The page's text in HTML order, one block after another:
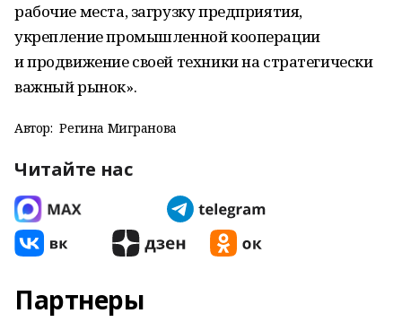
рабочие места, загрузку предприятия,
укрепление промышленной кооперации
и продвижение своей техники на стратегически
важный рынок».
Автор: Регина Мигранова
Читайте нас
Партнеры